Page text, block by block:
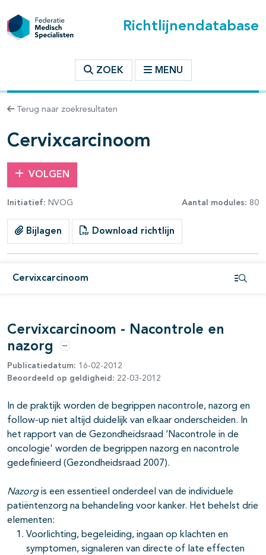
Richtlijnendatabase
ZOEK MENU
Terug naar zoekresultaten
Cervixcarcinoom
VOLGEN
Initiatief: NVOG Aantal modules: 80
Bijlagen Download richtlijn
Cervixcarcinoom
binnen deze richtlijn
open- en dichtklappen
open- en dichtklappen
open- en dichtklappen
open- en dichtklappen
open- en dichtklappen
open- en dichtklappen
open- en dichtklappen
open- en dichtklappen
open- en dichtklappen
Cervixcarcinoom - Nacontrole en
nazorg
Opties
Publicatiedatum: 16-02-2012
Beoordeeld op geldigheid: 22-03-2012
In de praktijk worden de begrippen nacontrole, nazorg en
follow-up niet altijd duidelijk van elkaar onderscheiden. In
het rapport van de Gezondheidsraad ‘Nacontrole in de
oncologie' worden de begrippen nazorg en nacontrole
gedefinieerd (Gezondheidsraad 2007).
Nazorgis een essentieel onderdeel van de individuele
patiëntenzorg na behandeling voor kanker. Het behelst drie
elementen:
Voorlichting, begeleiding, ingaan op klachten en
symptomen, signaleren van directe of late effecten